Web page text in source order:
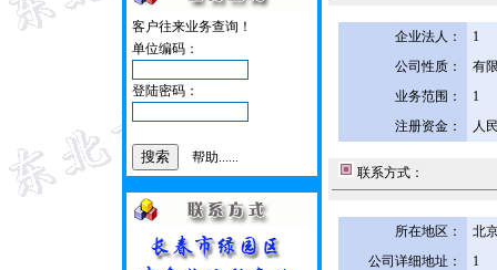
客户往来业务查询！
单位编码：
登陆密码：
帮助......
企业法人：
1
公司性质：
有
业务范围：
1
注册资金：
人
联系方式：
所在地区：
北
公司详细地址：
1